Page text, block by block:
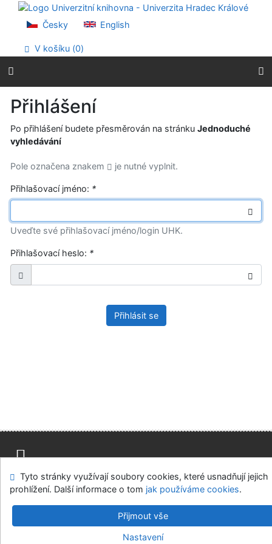
Přejít na obsah
Přejít na menu
Prohlášení o webové přístupnosti
Česky English
V košíku (0)
Přihlášení
Po přihlášení budete přesměrován na stránku Jednoduché
vyhledávání
Pole označena znakem je nutné vyplnit.
Přihlašovací jméno: *
Uveďte své přihlašovací jméno/login UHK.
Přihlašovací heslo: *
Přihlásit se
Mapa stránek Přístupnost
Soukromí
Modul OpenSearch
Napište nám Nastavení cookies
Univerzitní knihovna - Univerzita Hradec Králové
v.4.8.63a-Cosmotron Bohemia, s.r.o.
Tyto stránky využívají soubory cookies, které usnadňují jejich
prohlížení. Další informace o tom jak používáme cookies.
Přijmout vše
Nastavení